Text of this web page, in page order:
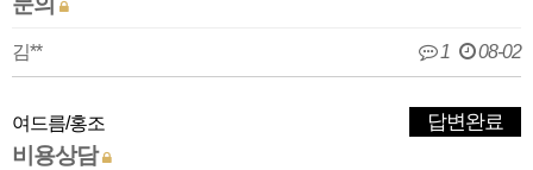
김** 1 08-02
여드름/홍조
비용상담
답변완료